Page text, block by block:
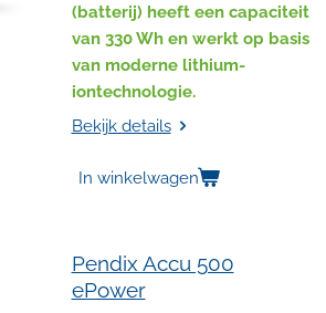
(batterij) heeft een capaciteit
van 330 Wh en werkt op basis
van moderne lithium-
iontechnologie.
Bekijk details
In winkelwagen
Pendix Accu 500
ePower